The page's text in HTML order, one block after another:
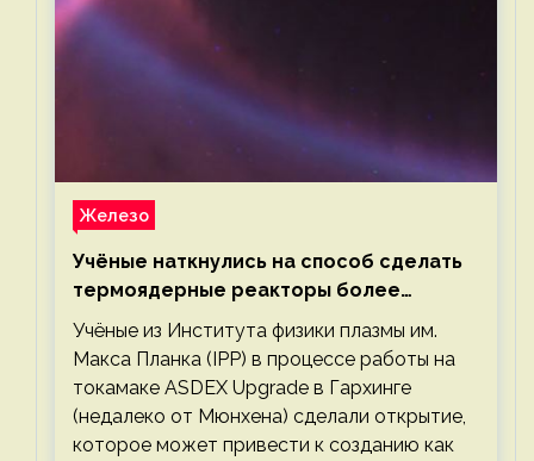
Железо
Учёные наткнулись на способ сделать
термоядерные реакторы более
компактными или мощными
Учёные из Института физики плазмы им.
Макса Планка (IPP) в процессе работы на
токамаке ASDEX Upgrade в Гархинге
(недалеко от Мюнхена) сделали открытие,
которое может привести к созданию как